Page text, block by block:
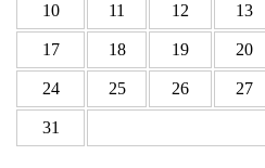
10 11 12 13
17 18 19 20
24 25 26 27
31